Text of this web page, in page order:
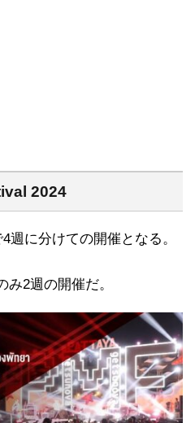
2024
週に分けての開催となる。
2週の開催だ。